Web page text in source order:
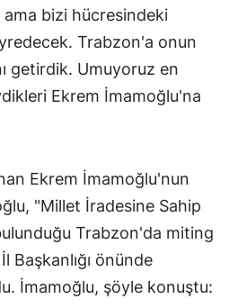
bizi hücresindeki
Trabzon'a onun
getirdik. Umuyoruz en
Ekrem İmamoğlu'na
Ekrem İmamoğlu'nun
"Millet İradesine Sahip
Trabzon'da miting
Başkanlığı önünde
İmamoğlu, şöyle konuştu: